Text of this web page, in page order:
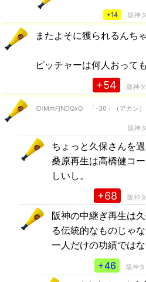
+14 阪神
またよそに獲られるんち
ピッチャーは何人おって
+54 阪神タ
ID:MmFjNDQxO 「-30」（アカン）
阪神
ちょっと久保さんを
桑原再生は高橋健コ
しいし。
+68 阪神
阪神の中継ぎ再生は
る伝統的なものじゃ
一人だけの功績では
+46
阪神タ